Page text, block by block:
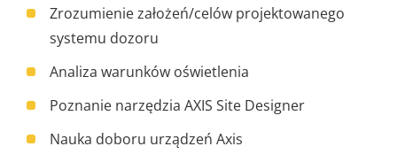
Zrozumienie założeń/celów projektowanego
systemu dozoru
Analiza warunków oświetlenia
Poznanie narzędzia AXIS Site Designer
Nauka doboru urządzeń Axis